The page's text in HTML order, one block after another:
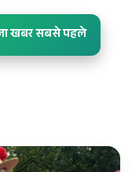
खबर सबसे पहले